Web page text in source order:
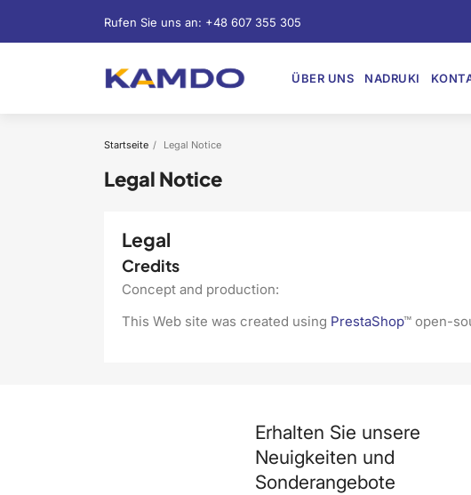
Rufen Sie uns an: +48 607 355 305
ÜBER UNS NADRUKI
Startseite Legal Notice
Legal Notice
Legal
Credits
Concept and production:
This Web site was created using PrestaShop™ open-
Erhalten Sie unsere
Neuigkeiten und
Sonderangebote